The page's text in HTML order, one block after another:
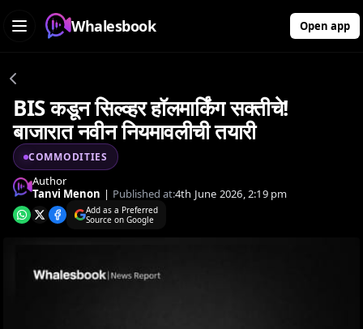
Whalesbook Open app
BIS कडून सिल्व्हर हॉलमार्किंग सक्तीचे!
बाजारात नवीन नियमावलीची तयारी
COMMODITIES
Author
Tanvi Menon | Published at:4th June 2026, 2:19 pm
Add as a Preferred
Source on Google